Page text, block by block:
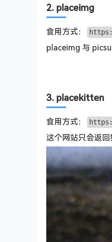
2. placeimg
食用方式：
placeimg 与
3. placekitten
食用方式：
这个网站只会返